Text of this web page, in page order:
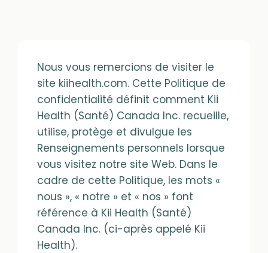
Nous vous remercions de visiter le
site kiihealth.com. Cette Politique de
confidentialité définit comment Kii
Health (Santé) Canada Inc. recueille,
utilise, protège et divulgue les
Renseignements personnels lorsque
vous visitez notre site Web. Dans le
cadre de cette Politique, les mots «
nous », « notre » et « nos » font
référence à Kii Health (Santé)
Canada Inc. (ci-après appelé Kii
Health).